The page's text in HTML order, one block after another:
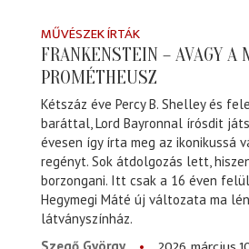
MŰVÉSZEK ÍRTÁK
FRANKENSTEIN – AVAGY A
PROMÉTHEUSZ
Kétszáz éve Percy B. Shelley és
baráttal, Lord Bayronnal írósdit
évesen így írta meg az ikonikussá
regényt. Sok átdolgozás lett,
borzongani. Itt csak a 16 éven
Hegymegi Máté új változata ma
látványszínház.